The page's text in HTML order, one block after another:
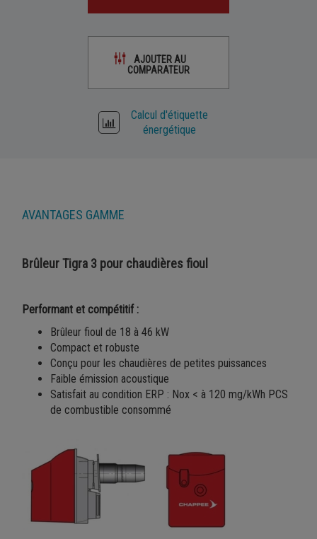
AJOUTER AU
COMPARATEUR
Calcul d'étiquette
énergétique
AVANTAGES GAMME
Brûleur Tigra 3 pour chaudières fioul
Performant et compétitif :
Brûleur fioul de 18 à 46 kW
Compact et robuste
Conçu pour les chaudières de petites puissances
Faible émission acoustique
Satisfait au condition ERP : Nox < à 120 mg/kWh PCS
de combustible consommé